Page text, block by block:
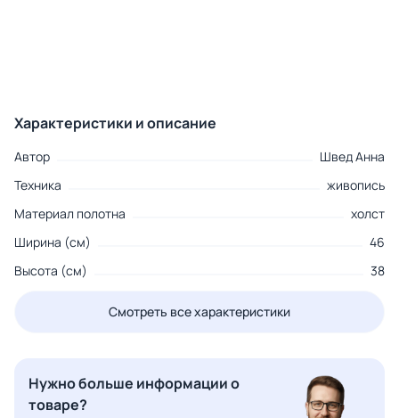
Характеристики и описание
Автор
Швед Анна
Техника
живопись
Материал полотна
холст
Ширина (см)
46
Высота (см)
38
Смотреть все характеристики
Нужно больше информации о
товаре?